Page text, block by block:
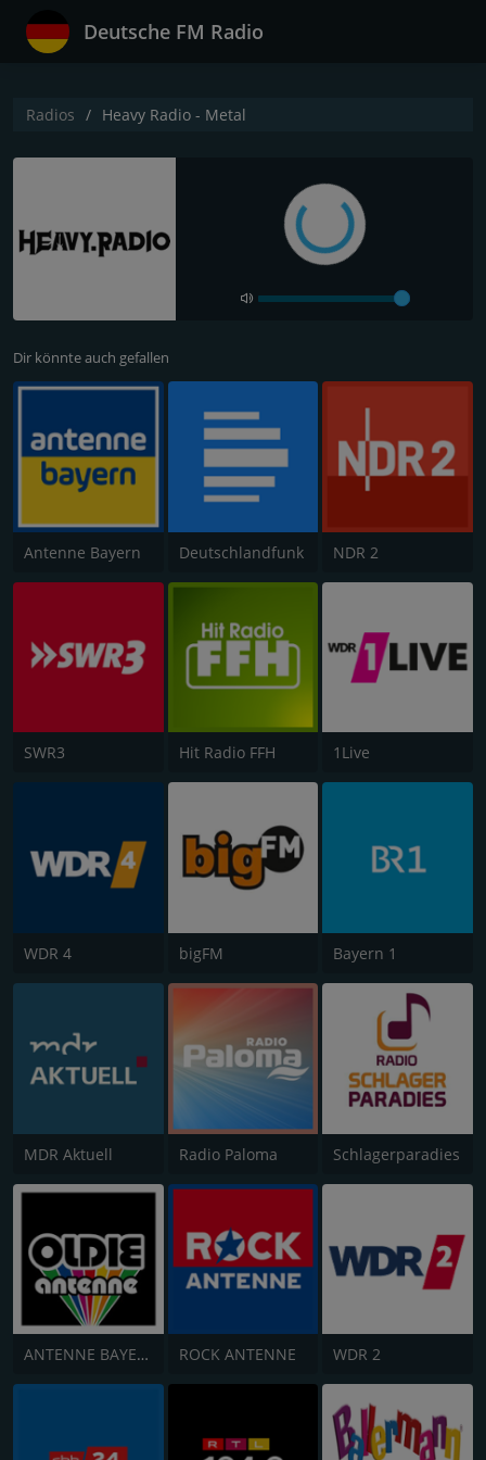
Deutsche FM Radio
Radios Heavy Radio - Metal
Dir könnte auch gefallen
Antenne Bayern Deutschlandfunk NDR 2
SWR3 Hit Radio FFH 1Live
WDR 4 bigFM Bayern 1
MDR Aktuell Radio Paloma Schlagerparadies
ANTENNE BAYERN Oldies but Goldies ROCK ANTENNE WDR 2